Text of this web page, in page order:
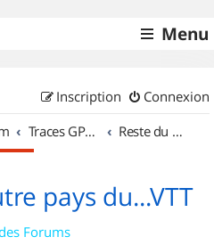
Menu
Connexion
Inscription
Traces GPS de randos VTT Reste du monde
pays du...VTT
Forums